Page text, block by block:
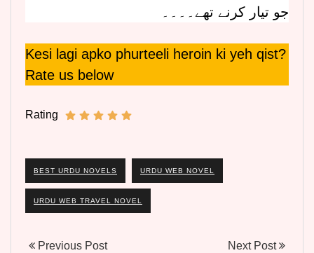
جو تیار کرنے تھے۔۔۔۔
Kesi lagi apko phurteeli heroin ki yeh qist?
Rate us below
Rating
BEST URDU NOVELS URDU WEB NOVEL
URDU WEB TRAVEL NOVEL
Previous Post Next Post